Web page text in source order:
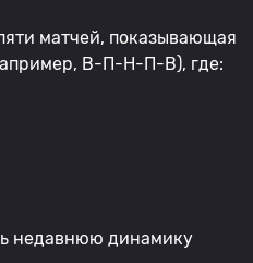
матчей, показывающая
В-П-Н-П-В), где:
недавнюю динамику